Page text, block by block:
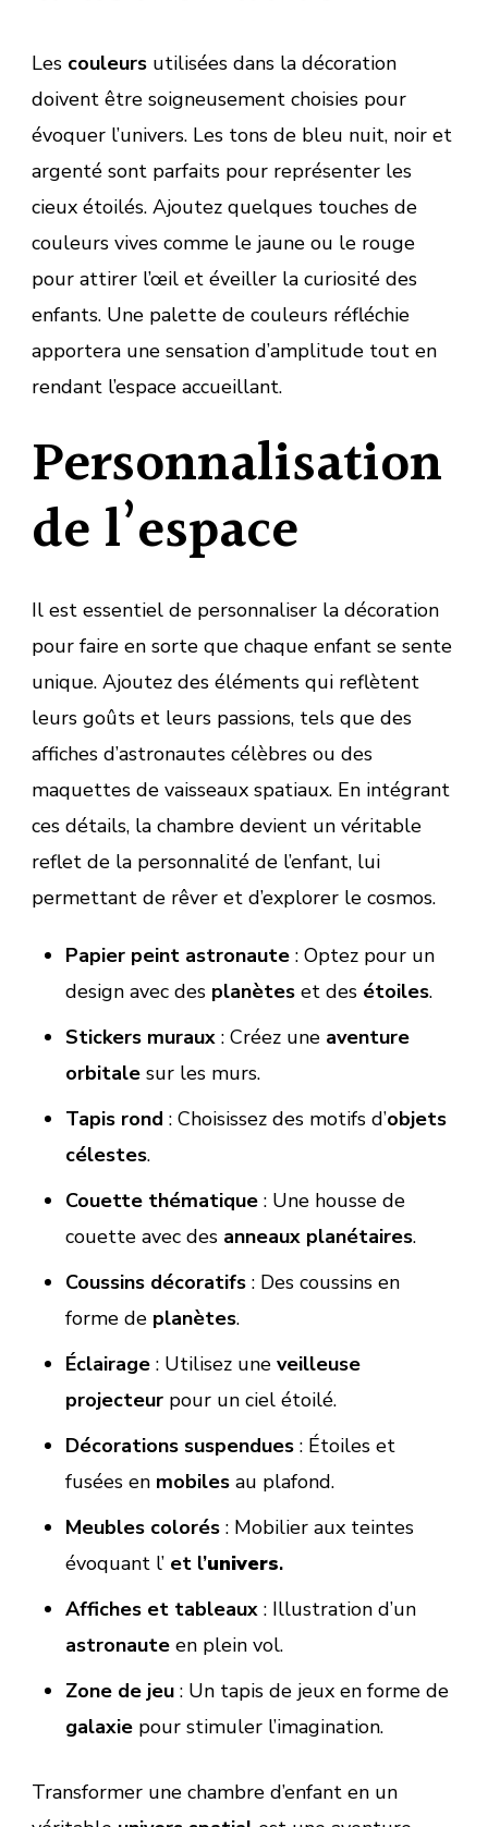
Les couleurs utilisées dans la décoration
doivent être soigneusement choisies pour
évoquer l’univers. Les tons de bleu nuit, noir et
argenté sont parfaits pour représenter les
cieux étoilés. Ajoutez quelques touches de
couleurs vives comme le jaune ou le rouge
pour attirer l’œil et éveiller la curiosité des
enfants. Une palette de couleurs réfléchie
apportera une sensation d’amplitude tout en
rendant l’espace accueillant.
Personnalisation
de l’espace
Il est essentiel de personnaliser la décoration
pour faire en sorte que chaque enfant se sente
unique. Ajoutez des éléments qui reflètent
leurs goûts et leurs passions, tels que des
affiches d’astronautes célèbres ou des
maquettes de vaisseaux spatiaux. En intégrant
ces détails, la chambre devient un véritable
reflet de la personnalité de l’enfant, lui
permettant de rêver et d’explorer le cosmos.
Papier peint astronaute: Optez pour un
design avec des planèteset des étoiles.
Stickers muraux: Créez une aventure
orbitalesur les murs.
Tapis rond : Choisissez des motifs d’objets
célestes.
Couette thématique: Une housse de
couette avec des anneaux planétaires.
Coussins décoratifs: Des coussins en
forme de planètes.
Éclairage: Utilisez une veilleuse
projecteurpour un ciel étoilé.
Décorations suspendues: Étoiles et
fusées en mobilesau plafond.
Meubles colorés: Mobilier aux teintes
évoquant l’et l’univers.
Affiches et tableaux: Illustration d’un
astronauteen plein vol.
Zone de jeu: Un tapis de jeux en forme de
galaxiepour stimuler l’imagination.
Transformer une chambre d’enfant en un